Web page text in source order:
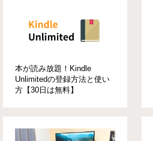
本が読み放題！Kindle
Unlimitedの登録方法と使い
方【30日は無料】